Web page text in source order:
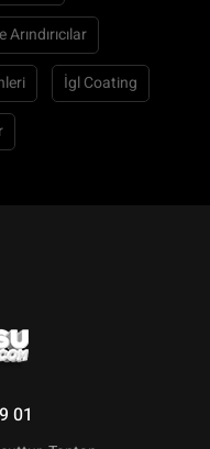
İgl Coating
01